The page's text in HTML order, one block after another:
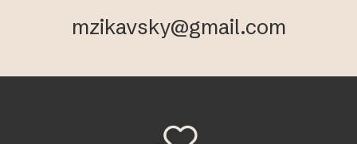
mzikavsky@gmail.com